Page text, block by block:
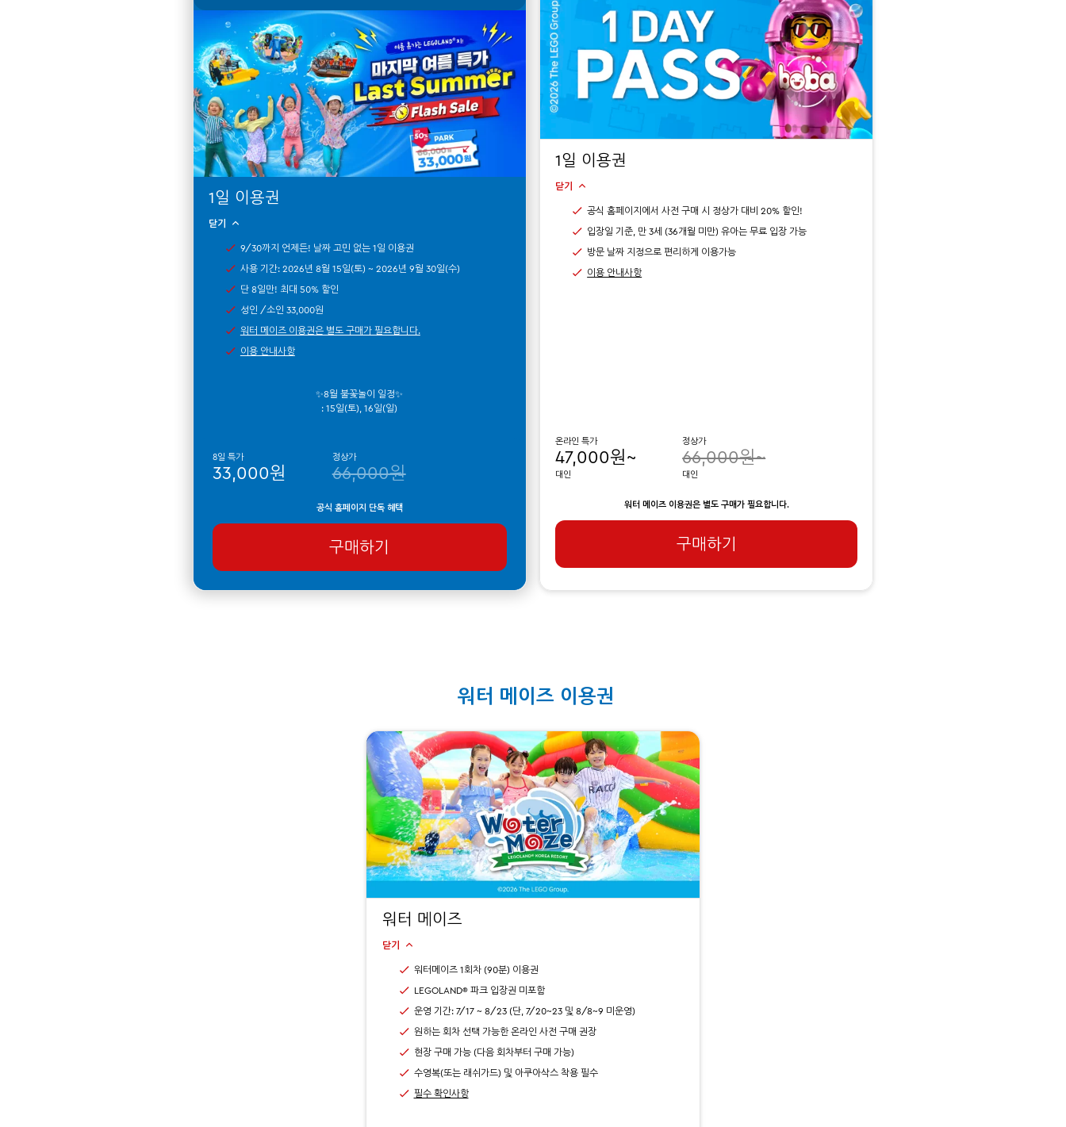
1일 이용권
닫기
9/30까지 언제든! 날짜 고민 없는 1일 이용권
사용 기간: 2026년 8월 15일(토) ~ 2026년 9월 30일(수)
단 8일만! 최대 50% 할인
성인 /소인 33,000원
워터 메이즈 이용권은 별도 구매가 필요합니다.
이용 안내사항
✨8월 불꽃놀이 일정✨
: 15일(토), 16일(일)
8일 특가
33,000원
정상가
66,000원
공식 홈페이지 단독 혜택
구매하기
1일 이용권
닫기
공식 홈페이지에서 사전 구매 시 정상가 대비 20% 할인!
입장일 기준, 만 3세 (36개월 미만) 유아는 무료 입장 가능
방문 날짜 지정으로 편리하게 이용가능
이용 안내사항
온라인 특가
47,000원~
대인
정상가
66,000원~
대인
워터 메이즈 이용권은 별도 구매가 필요합니다.
구매하기
워터 메이즈 이용권
워터 메이즈
닫기
워터메이즈 1회차 (90분) 이용권
LEGOLAND® 파크 입장권 미포함
운영 기간: 7/17 ~ 8/23 (단, 7/20~23 및 8/8~9 미운영)
원하는 회차 선택 가능한 온라인 사전 구매 권장
현장 구매 가능 (다음 회차부터 구매 가능)
수영복(또는 래쉬가드) 및 아쿠아삭스 착용 필수
필수 확인사항